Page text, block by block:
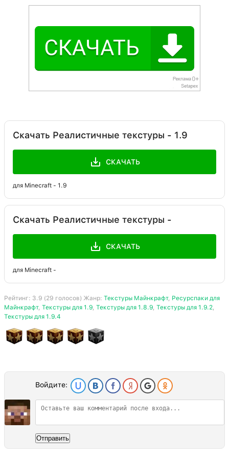
Скачать Реалистичные текстуры - 1.9
СКАЧАТЬ
для Minecraft - 1.9
Скачать Реалистичные текстуры -
СКАЧАТЬ
для Minecraft -
Рейтинг: 3.9 (29 голосов) Жанр: Текстуры Майнкрафт, Ресурспаки для
Майнкрафт, Текстуры для 1.9, Текстуры для 1.8.9, Текстуры для 1.9.2,
Текстуры для 1.9.4
Войдите:
Отправить